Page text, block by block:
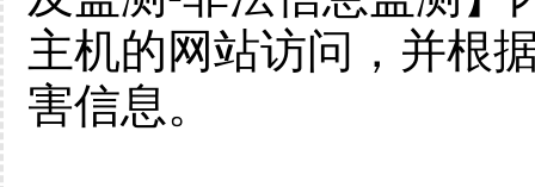
主机的网站访问，并根
害信息。